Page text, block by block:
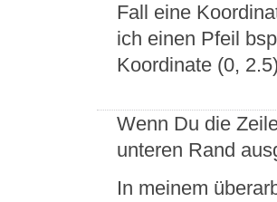
Fall eine
ich einen Pfeil
Koordinate (0,
Wenn Du die
unteren Rand
In meinem